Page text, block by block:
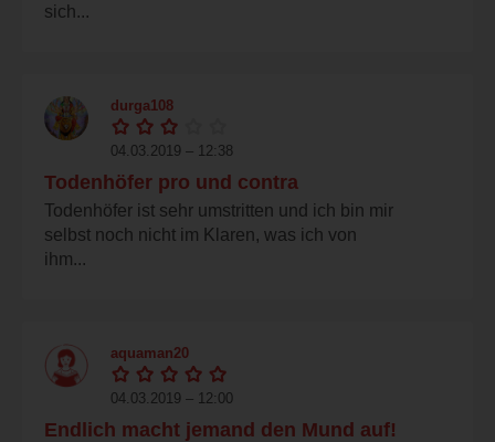
sich...
durga108
04.03.2019 – 12:38
Todenhöfer pro und contra
Todenhöfer ist sehr umstritten und ich bin mir
selbst noch nicht im Klaren, was ich von
ihm...
aquaman20
04.03.2019 – 12:00
Endlich macht jemand den Mund auf!